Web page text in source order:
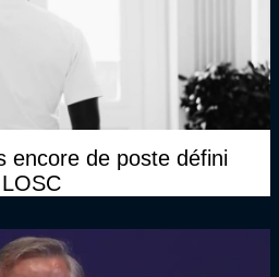
encore de poste défini